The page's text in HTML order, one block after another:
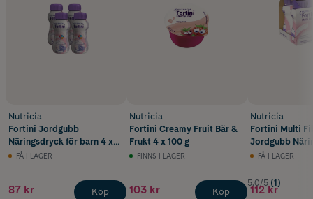
Nutricia
Fortini Jordgubb
Näringsdryck för barn 4 x
200 ml
FÅ I LAGER
87 kr Köp
Nutricia
Fortini Creamy Fruit Bär &
Frukt 4 x 100 g
FINNS I LAGER
103 kr Köp
Nutricia
Fortini Multi
Jordgubb
barn 4 x 200 ml
FÅ I LAGER
5.0/5 (1)
112 kr